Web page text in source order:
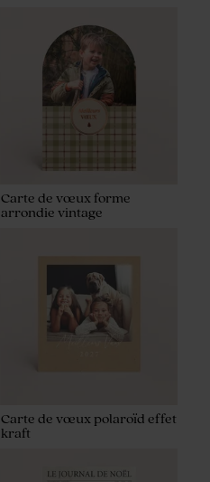
Carte de vœux forme
arrondie vintage
Carte de vœux polaroïd effet
kraft